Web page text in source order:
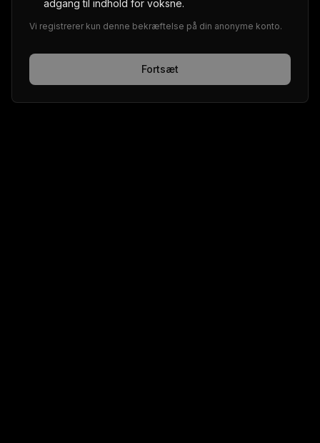
adgang til indhold for voksne.
Vi registrerer kun denne bekræftelse på din anonyme konto.
Fortsæt